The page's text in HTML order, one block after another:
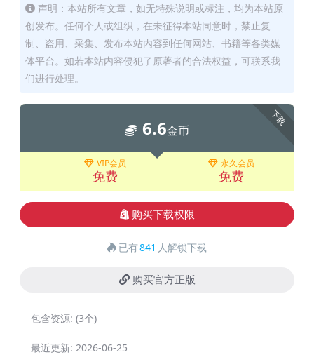
声明：本站所有文章，如无特殊说明或标注，均为本站原
创发布。任何个人或组织，在未征得本站同意时，禁止复
制、盗用、采集、发布本站内容到任何网站、书籍等各类媒
体平台。如若本站内容侵犯了原著者的合法权益，可联系我
们进行处理。
下载
6.6金币
VIP会员
免费
永久会员
免费
购买下载权限
已有841 人解锁下载
购买官方正版
包含资源: (3个)
最近更新: 2026-06-25